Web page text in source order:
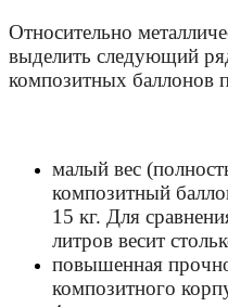
Относительно
выделить следующий
композитных баллонов
малый вес
композитный
15 кг. Для
литров весит
повышенная
композитного